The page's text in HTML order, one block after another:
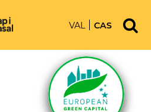
VAL CAS